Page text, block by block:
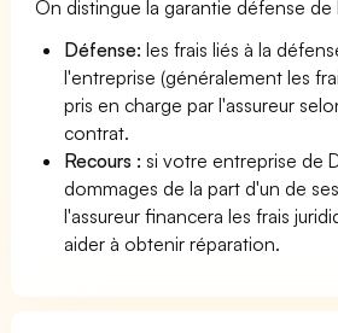
On distingue la garantie défense de
Défense: les frais liés à la
l'entreprise (généralement les
pris en charge par l'assureur
contrat.
Recours : si votre entreprise de
dommages de la part d'un de
l'assureur financera les frais
aider à obtenir réparation.